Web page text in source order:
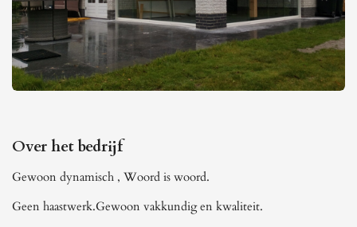
Over het bedrijf
Gewoon dynamisch , Woord is woord.
Geen haastwerk.Gewoon vakkundig en kwaliteit.